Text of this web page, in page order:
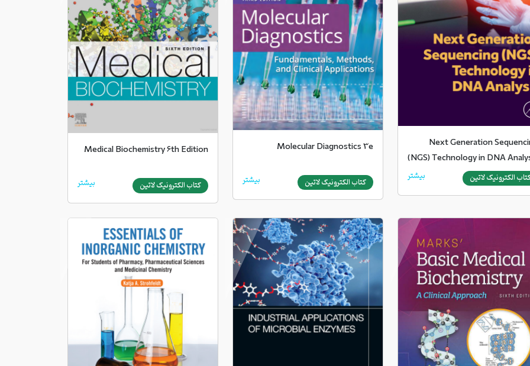
Next Generation
(NGS) Technology in DNA
الکترونیک لاتین بیشتر
Molecular Diagnostics 3e
کتاب الکترونیک لاتین بیشتر
Medical Biochemistry 6th Edition
کتاب الکترونیک لاتین بیشتر